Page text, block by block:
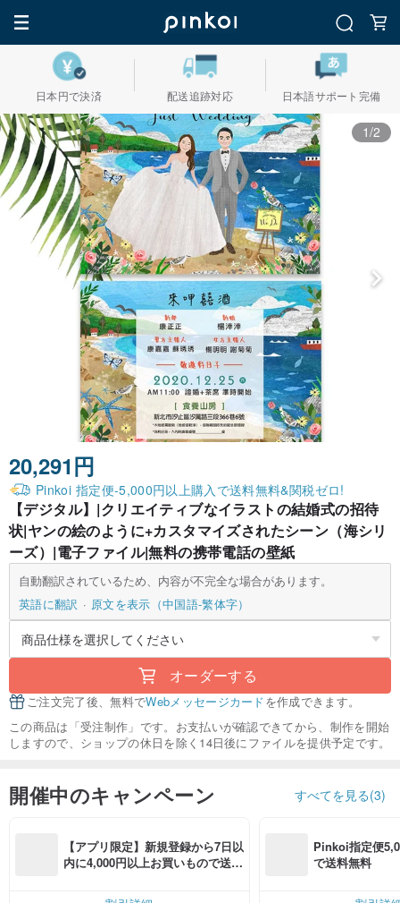
日本円で決済 配送追跡対応 日本語サポート完備
1/2
20,291円
Pinkoi 指定便-5,000円以上購入で送料無料&関税ゼロ!
【デジタル】|クリエイティブなイラストの結婚式の招待
状|ヤンの絵のように+カスタマイズされたシーン（海シリ
ーズ）|電子ファイル|無料の携帯電話の壁紙
自動翻訳されているため、内容が不完全な場合があります。
英語に翻訳
原文を表示（中国語-繁体字）
オーダーする
ご注文完了後、無料でWebメッセージカードを作成できます。
この商品は「受注制作」です。お支払いが確認できてから、制作を開始
しますので、ショップの休日を除く14日後にファイルを提供予定です。
開催中のキャンペーン すべてを見る(3)
【アプリ限定】新規登録から7日以
内に4,000円以上お買いもので送料
Pinkoi指定便
で送料無料